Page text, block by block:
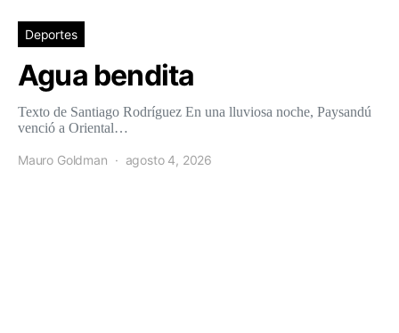
Deportes
Agua bendita
Texto de Santiago Rodríguez En una lluviosa noche, Paysandú
venció a Oriental…
Mauro Goldman agosto 4, 2026